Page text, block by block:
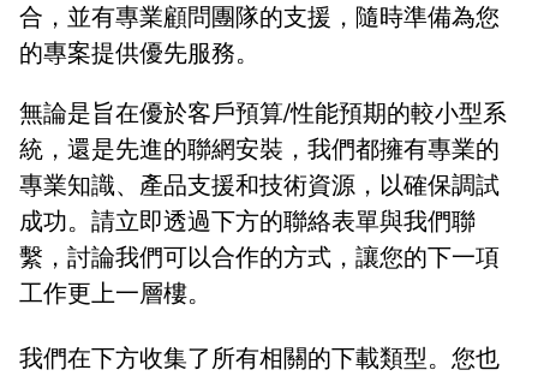
合，並有專業顧問團隊的支援，隨時準備為您
的專案提供優先服務。
無論是旨在優於客戶預算/性能預期的較小型系
統，還是先進的聯網安裝，我們都擁有專業的
專業知識、產品支援和技術資源，以確保調試
成功。請立即透過下方的聯絡表單與我們聯
繫，討論我們可以合作的方式，讓您的下一項
工作更上一層樓。
我們在下方收集了所有相關的下載類型。您也